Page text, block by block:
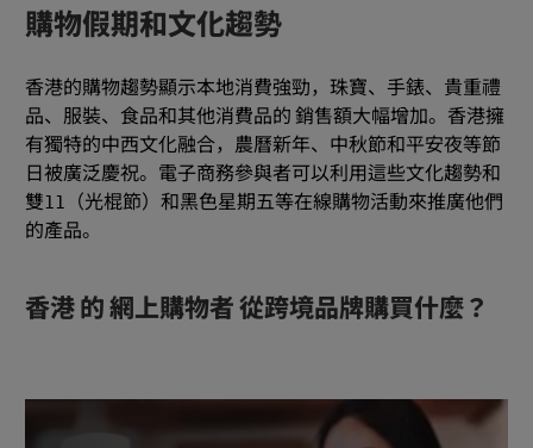
購物假期和文化趨勢
香港的購物趨勢顯示本地消費強勁，珠寶、手錶、貴重禮
品、服裝、食品和其他消費品的 銷售額大幅增加。香港擁
有獨特的中西文化融合，農曆新年、中秋節和平安夜等節
日被廣泛慶祝。電子商務參與者可以利用這些文化趨勢和
雙11（光棍節）和黑色星期五等在線購物活動來推廣他們
的產品。
香港 的 網上購物者 從跨境品牌購買什麼？